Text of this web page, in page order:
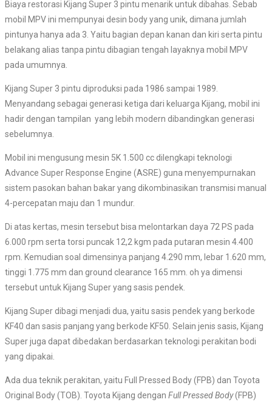
Biaya restorasi Kijang Super 3 pintu menarik untuk dibahas. Sebab
mobil MPV ini mempunyai desin body yang unik, dimana jumlah
pintunya hanya ada 3. Yaitu bagian depan kanan dan kiri serta pintu
belakang alias tanpa pintu dibagian tengah layaknya mobil MPV
pada umumnya.
Kijang Super 3 pintu diproduksi pada 1986 sampai 1989.
Menyandang sebagai generasi ketiga dari keluarga Kijang, mobil ini
hadir dengan tampilan yang lebih modern dibandingkan generasi
sebelumnya.
Mobil ini mengusung mesin 5K 1.500 cc dilengkapi teknologi
Advance Super Response Engine (ASRE) guna menyempurnakan
sistem pasokan bahan bakar yang dikombinasikan transmisi manual
4-percepatan maju dan 1 mundur.
Di atas kertas, mesin tersebut bisa melontarkan daya 72 PS pada
6.000 rpm serta torsi puncak 12,2 kgm pada putaran mesin 4.400
rpm. Kemudian soal dimensinya panjang 4.290 mm, lebar 1.620 mm,
tinggi 1.775 mm dan ground clearance 165 mm. oh ya dimensi
tersebut untuk Kijang Super yang sasis pendek.
Kijang Super dibagi menjadi dua, yaitu sasis pendek yang berkode
KF40 dan sasis panjang yang berkode KF50. Selain jenis sasis, Kijang
Super juga dapat dibedakan berdasarkan teknologi perakitan bodi
yang dipakai.
Ada dua teknik perakitan, yaitu Full Pressed Body (FPB) dan Toyota
Original Body (TOB). Toyota Kijang dengan Full Pressed Body(FPB)